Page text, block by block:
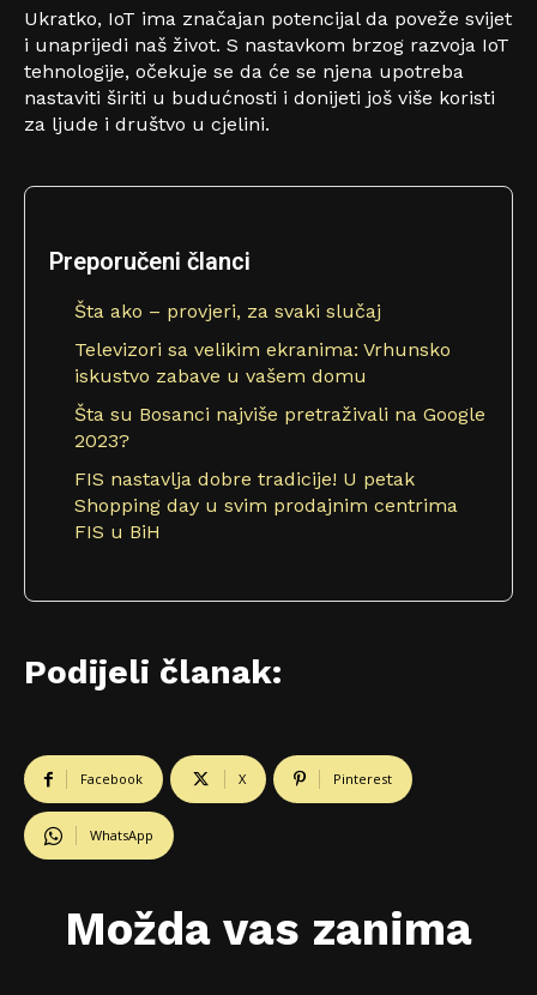
Ukratko, IoT ima značajan potencijal da poveže svijet
i unaprijedi naš život. S nastavkom brzog razvoja IoT
tehnologije, očekuje se da će se njena upotreba
nastaviti širiti u budućnosti i donijeti još više koristi
za ljude i društvo u cjelini.
Preporučeni članci
Šta ako – provjeri, za svaki slučaj
Televizori sa velikim ekranima: Vrhunsko
iskustvo zabave u vašem domu
Šta su Bosanci najviše pretraživali na Google
2023?
FIS nastavlja dobre tradicije! U petak
Shopping day u svim prodajnim centrima
FIS u BiH
Podijeli članak:
Facebook X Pinterest
WhatsApp
Možda vas zanima